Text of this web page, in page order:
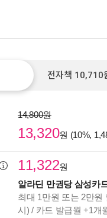
전자책 10,710
14,800원
13,320원 (10%,
11,322원
알라딘 만권당 삼성카
최대 1만원 또는 2만원
시) / 카드 발급월 +1개